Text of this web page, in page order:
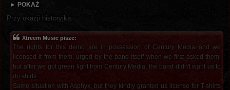
► POKAŻ
Przy okazji historyjka:
Xtreem Music pisze:
The rights for this demo are in possession of Century Media and we
licensed it from them, urged by the band itself when we first asked them,
but after we got green light from Century Media, the band didn't want us to
do shirts.
Same situation with Asphyx, but they kindly granted us license for T-shirts